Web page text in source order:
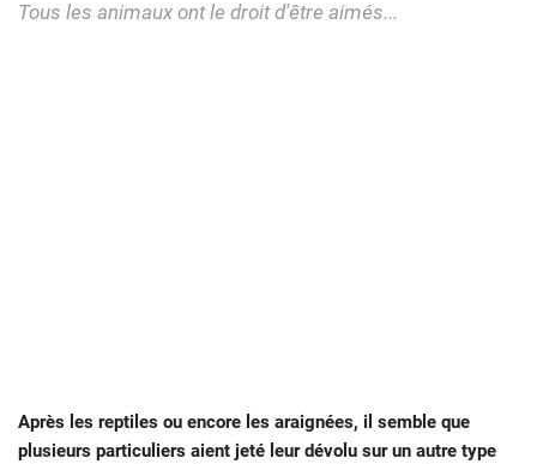
Tous les animaux ont le droit d'être aimés...
Après les reptiles ou encore les araignées, il semble que
plusieurs particuliers aient jeté leur dévolu sur un autre type